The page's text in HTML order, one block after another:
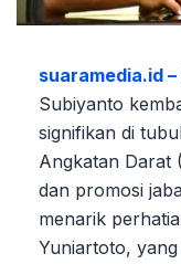
suaramedia.id –
Subiyanto
signifikan di
Angkatan Darat
dan promosi
menarik
Yuniartoto,